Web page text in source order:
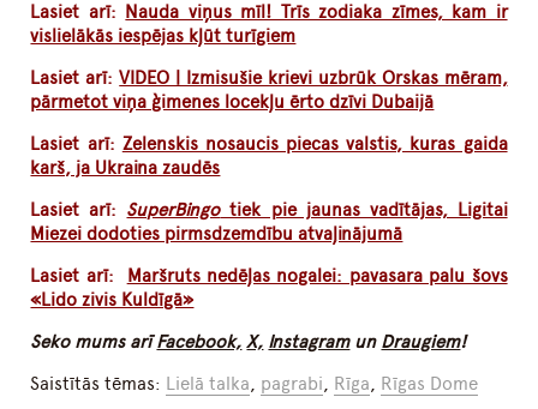
Lasiet arī:
Nauda viņus mīl! Trīs zodiaka zīmes, kam ir
vislielākās iespējas kļūt turīgiem
Lasiet arī:VIDEO | Izmisušie krievi uzbrūk Orskas mēram,
pārmetot viņa ģimenes locekļu ērto dzīvi Dubaijā
Lasiet arī: Zelenskis nosaucis piecas valstis, kuras gaida
karš, ja Ukraina zaudēs
Lasiet arī: SuperBingotiek pie jaunas vadītājas, Ligitai
Miezei dodoties pirmsdzemdību atvaļinājumā
Lasiet arī:
Maršruts nedēļas nogalei: pavasara palu šovs
«Lido zivis Kuldīgā»
Seko mums arīFacebook, X, Instagramun Draugiem!
Saistītās tēmas: Lielā talka, pagrabi, Rīga, Rīgas Dome